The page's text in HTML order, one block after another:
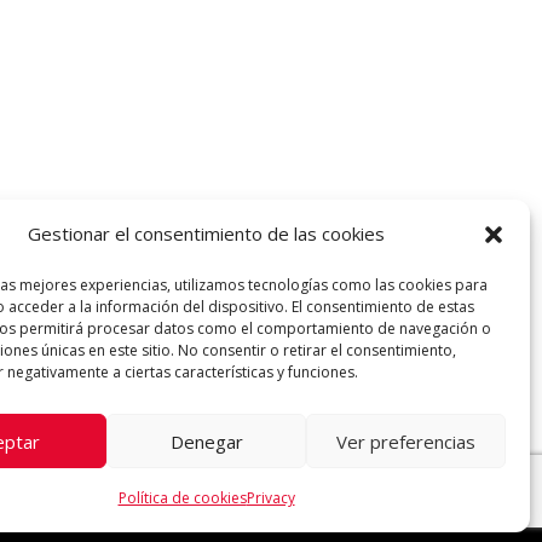
Gestionar el consentimiento de las cookies
mejores experiencias, utilizamos tecnologías como las cookies para
acceder a la información del dispositivo. El consentimiento de estas
permitirá procesar datos como el comportamiento de navegación o
únicas en este sitio. No consentir o retirar el consentimiento,
a ciertas características y funciones.
Denegar Ver preferencias
Política de cookiesPrivacy